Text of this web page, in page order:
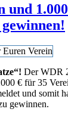
und
Der WDR
€ für 35
und somit
gewinnen.